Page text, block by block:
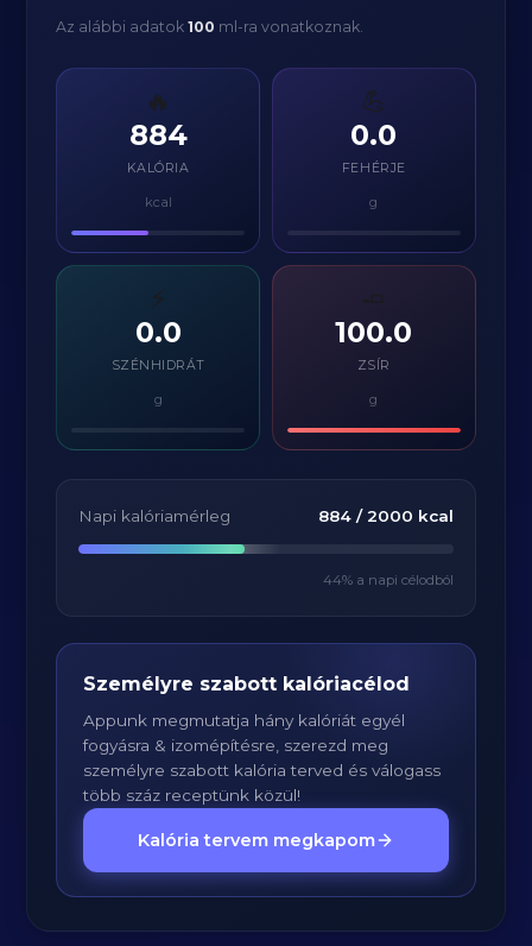
Az alábbi adatok100 ml-ra vonatkoznak.
🔥
884
KALÓRIA
kcal
💪
0.0
FEHÉRJE
g
⚡
0.0
SZÉNHIDRÁT
g
100.0
ZSÍR
g
Napi kalóriamérleg 884/ 2000 kcal
44% a napi célodból
Személyre szabott kalóriacélod
Appunk megmutatja hány kalóriát egyél
fogyásra & izomépítésre, szerezd meg
személyre szabott kalória terved és válogass
több száz receptünk közül!
Kalória tervem megkapom